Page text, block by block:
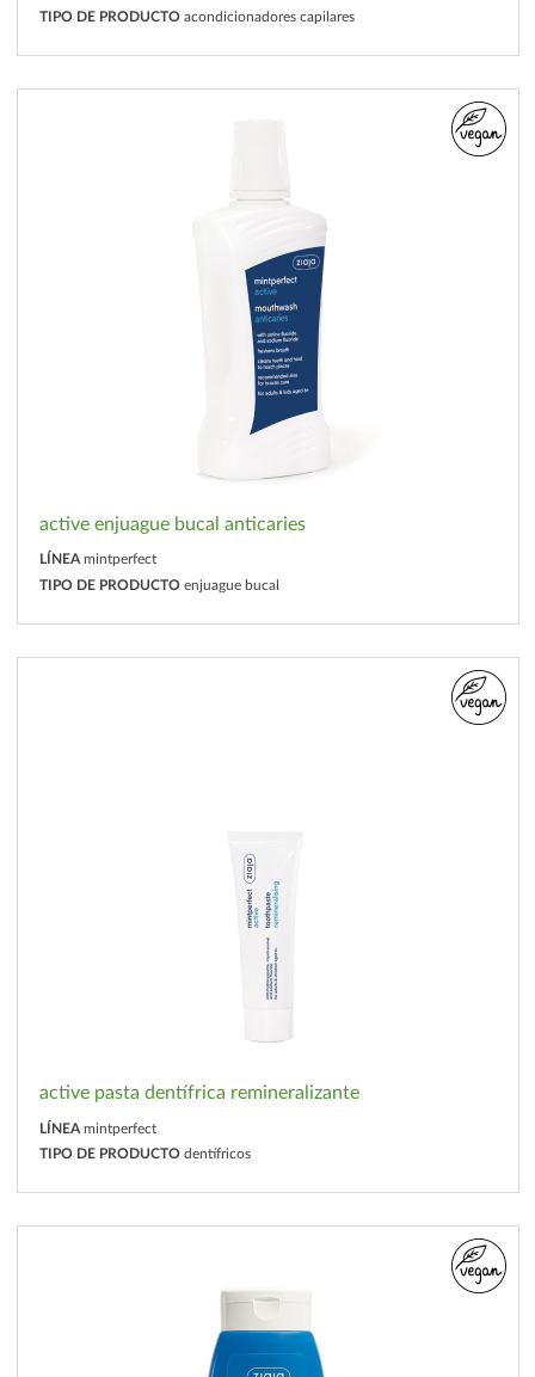
TIPO DE PRODUCTO acondicionadores capilares
active enjuague bucal anticaries
LÍNEA mintperfect
TIPO DE PRODUCTO enjuague bucal
active pasta dentífrica remineralizante
LÍNEA mintperfect
TIPO DE PRODUCTO dentífricos